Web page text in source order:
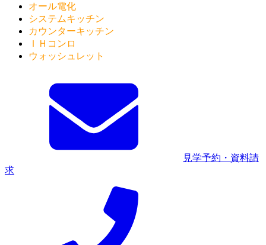
オール電化
システムキッチン
カウンターキッチン
ＩＨコンロ
ウォッシュレット
見学予約・資料請
求